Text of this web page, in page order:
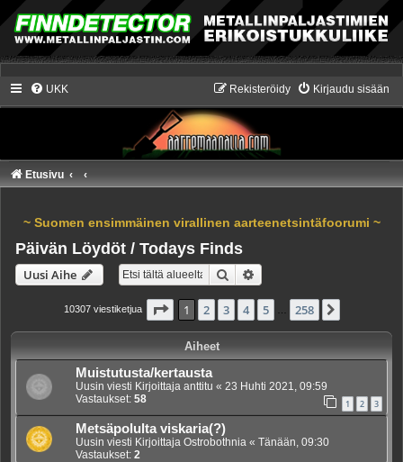
UKK Kirjaudu sisään
Rekisteröidy
Etusivu
~ Suomen ensimmäinen virallinen aarteenetsintäfoorumi ~
Päivän Löydöt / Todays Finds
Uusi Aihe Etsi
10307 viestiketjua Sivu /258
1 2 3 4 5 258
Aiheet
Muistutusta/kertausta
Uusin viesti Kirjoittaja anttitu « 23 Huhti 2021, 09:59
Vastaukset: 58 1 2 3
Metsäpolulta viskaria(?)
Uusin viesti Kirjoittaja Ostrobothnia « Tänään, 09:30
Vastaukset: 2